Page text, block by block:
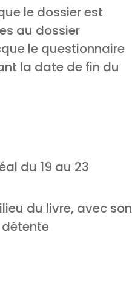
le dossier est
au dossier
le questionnaire
la date de fin du
du 19 au 23
du livre, avec son
détente